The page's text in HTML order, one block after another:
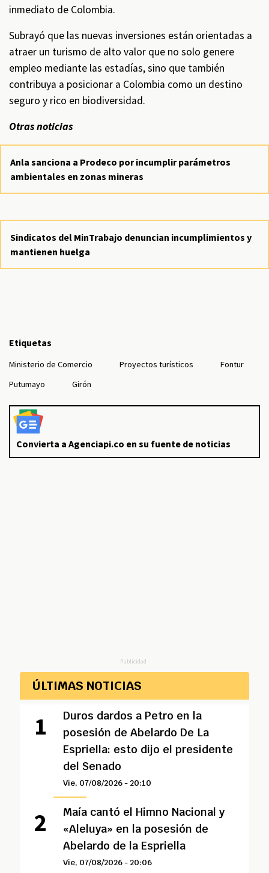
inmediato de Colombia.
Subrayó que las nuevas inversiones están orientadas a
atraer un turismo de alto valor que no solo genere
empleo mediante las estadías, sino que también
contribuya a posicionar a Colombia como un destino
seguro y rico en biodiversidad.
Otras noticias
Anla sanciona a Prodeco por incumplir parámetros
ambientales en zonas mineras
Sindicatos del MinTrabajo denuncian incumplimientos y
mantienen huelga
Etiquetas
Ministerio de Comercio Proyectos turísticos
Fontur
Putumayo
Girón
Convierta a Agenciapi.co en su fuente de noticias
Publicidad
ÚLTIMAS NOTICIAS
Duros dardos a Petro en la
posesión de Abelardo De La
Espriella: esto dijo el presidente
del Senado
Vie, 07/08/2026 - 20:10
Maía cantó el Himno Nacional y
«Aleluya» en la posesión de
Abelardo de la Espriella
Vie, 07/08/2026 - 20:06